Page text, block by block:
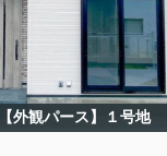
【外観パース】１号地